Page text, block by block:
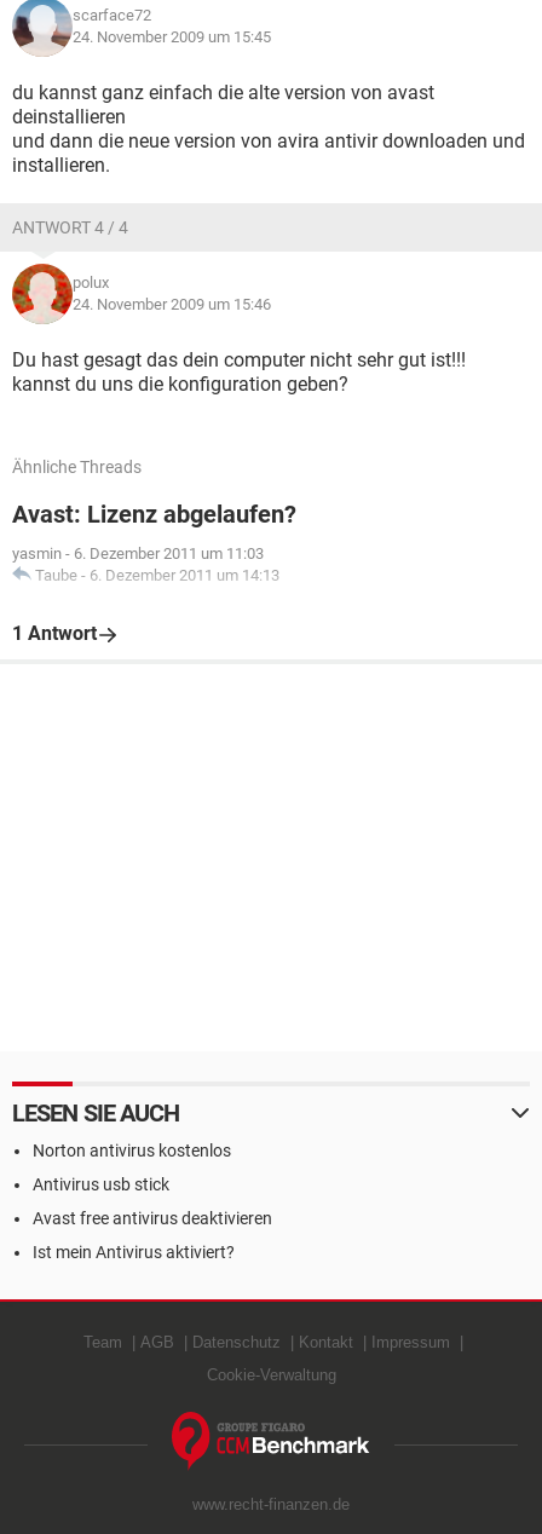
scarface72
24. November 2009 um 15:45
du kannst ganz einfach die alte version von avast
deinstallieren
und dann die neue version von avira antivir downloaden und
installieren.
ANTWORT 4 / 4
polux
24. November 2009 um 15:46
Du hast gesagt das dein computer nicht sehr gut ist!!!
kannst du uns die konfiguration geben?
Ähnliche Threads
Avast: Lizenz abgelaufen?
yasmin - 6. Dezember 2011 um 11:03
Taube - 6. Dezember 2011 um 14:13
1 Antwort
LESEN SIE AUCH
Norton antivirus kostenlos
Antivirus usb stick
Avast free antivirus deaktivieren
Ist mein Antivirus aktiviert?
Team AGB Datenschutz Kontakt
Impressum
Cookie-Verwaltung
www.recht-finanzen.de